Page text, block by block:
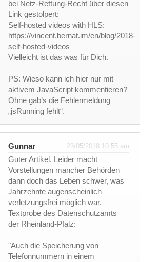
bei Netz-Rettung-Recht über diesen
Link gestolpert:
Self-hosted videos with HLS:
https://vincent.bernat.im/en/blog/2018-
self-hosted-videos
Vielleicht ist das was für Dich.
PS: Wieso kann ich hier nur mit
aktivem JavaScript kommentieren?
Ohne gab’s die Fehlermeldung
„jsRunning fehlt“.
Gunnar 23/05/2018 10:55 am
Guter Artikel. Leider macht
Vorstellungen mancher Behörden
dann doch das Leben schwer, was
Jahrzehnte augenscheinlich
verletzungsfrei möglich war.
Textprobe des Datenschutzamts
der Rheinland-Pfalz:
"Auch die Speicherung von
Telefonnummern in einem